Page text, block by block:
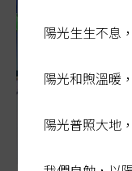
陽光生生不息
陽光和煦溫暖
陽光普照大地